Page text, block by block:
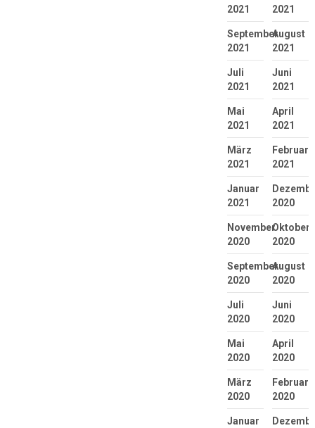
2021
2021
September
2021
August
2021
Juli
2021
Juni
2021
Mai
2021
April
2021
März
2021
Februar
2021
Januar
2021
2020
November
2020
Oktober
2020
September
2020
August
2020
Juli
2020
Juni
2020
Mai
2020
April
2020
März
2020
Februar
2020
Januar